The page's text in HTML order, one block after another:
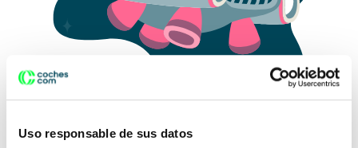
Uso responsable de sus datos